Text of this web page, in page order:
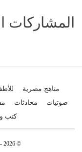
المشاركات
مناهج مصرية
صوتيات
محادثات
كتب
© 2026 - فرنشاوي. All Rights Reserved.